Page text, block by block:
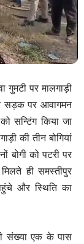
पर मालगाड़ी
सड़क पर आवागमन
सन्टिंग किया जा
की तीन बोगियां
बोगी को पटरी पर
ही समस्तीपुर
और स्थिति का
संख्या एक के पास